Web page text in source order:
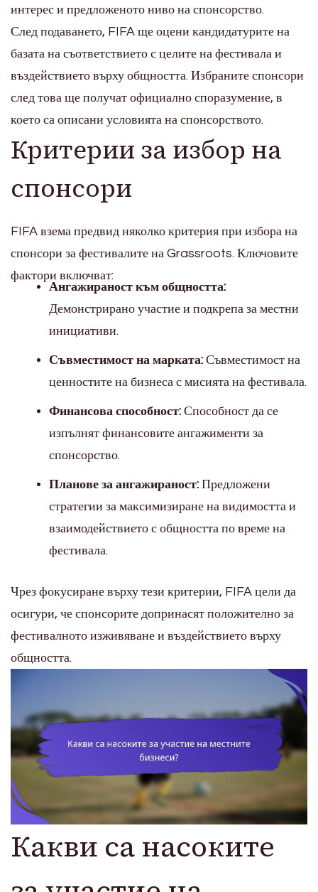
интерес и предложеното ниво на спонсорство.
След подаването, FIFA ще оцени кандидатурите на
базата на съответствието с целите на фестивала и
въздействието върху общността. Избраните спонсори
след това ще получат официално споразумение, в
което са описани условията на спонсорството.
Критерии за избор на
спонсори
FIFA взема предвид няколко критерия при избора на
спонсори за фестивалите на Grassroots. Ключовите
фактори включват:
Ангажираност към общността:
Демонстрирано участие и подкрепа за местни
инициативи.
Съвместимост на марката: Съвместимост на
ценностите на бизнеса с мисията на фестивала.
Финансова способност: Способност да се
изпълнят финансовите ангажименти за
спонсорство.
Планове за ангажираност: Предложени
стратегии за максимизиране на видимостта и
взаимодействието с общността по време на
фестивала.
Чрез фокусиране върху тези критерии, FIFA цели да
осигури, че спонсорите допринасят положително за
фестивалното изживяване и въздействието върху
общността.
Какви са насоките